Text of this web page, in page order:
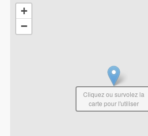
+
−
Cliquez ou survolez la
carte pour l'utiliser